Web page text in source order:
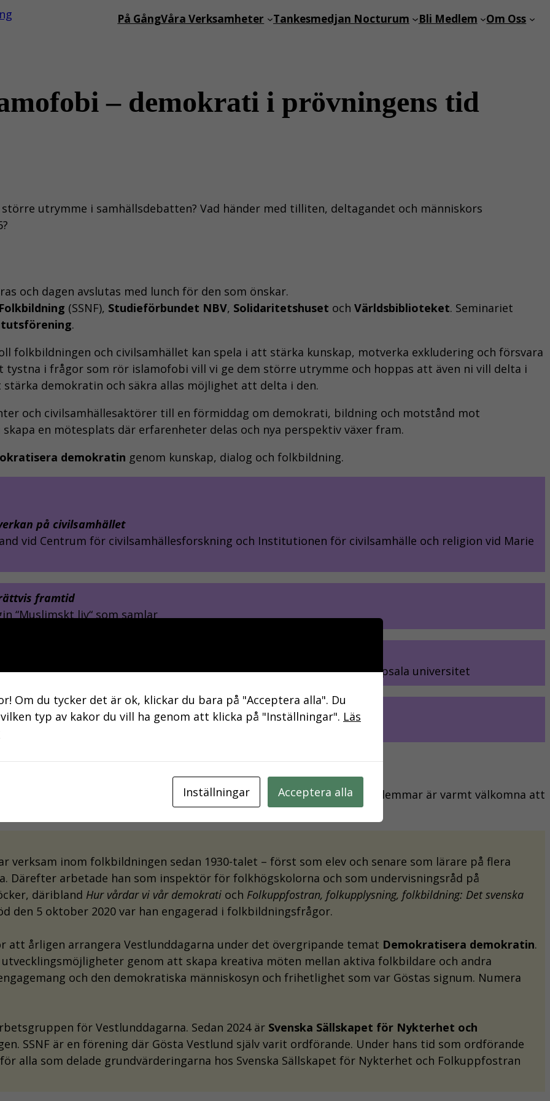
På GångVåra Verksamheter Tankesmedjan Nocturum Bli Medlem Om Oss
– demokrati i prövningens tid
utrymme i samhällsdebatten? Vad händer med tilliten, deltagandet och människors
och dagen avslutas med lunch för den som önskar.
(SSNF), Studieförbundet NBV, Solidaritetshuset och Världsbiblioteket. Seminariet
.
folkbildningen och civilsamhället kan spela i att stärka kunskap, motverka exkludering och försvara
i frågor som rör islamofobi vill vi ge dem större utrymme och hoppas att även ni vill delta i
demokratin och säkra allas möjlighet att delta i den.
och civilsamhällesaktörer till en förmiddag om demokrati, bildning och motstånd mot
en mötesplats där erfarenheter delas och nya perspektiv växer fram.
demokratin genom kunskap, dialog och folkbildning.
på civilsamhället
vid Centrum för civilsamhällesforskning och Institutionen för civilsamhälle och religion vid Marie
framtid
“Muslimskt liv“ som samlar
lektor i islamisk teologi och filosofi vid Teologiska intuitionen vid Uppsala universitet
civilsamhället
för Civil Rights Defenders.
som hålls på eftermiddagen efter lunchen. Både nya och gamla medlemmar är varmt välkomna att
verksam inom folkbildningen sedan 1930-talet – först som elev och senare som lärare på flera
Därefter arbetade han som inspektör för folkhögskolorna och som undervisningsråd på
däribland Hur vårdar vi vår demokratioch Folkuppfostran, folkupplysning, folkbildning: Det svenska
den 5 oktober 2020 var han engagerad i folkbildningsfrågor.
att årligen arrangera Vestlunddagarna under det övergripande temat Demokratisera demokratin.
genom att skapa kreativa möten mellan aktiva folkbildare och andra
och den demokratiska människosyn och frihetlighet som var Göstas signum. Numera
för Vestlunddagarna. Sedan 2024 är Svenska Sällskapet för Nykterhet och
SSNF är en förening där Gösta Vestlund själv varit ordförande. Under hans tid som ordförande
alla som delade grundvärderingarna hos Svenska Sällskapet för Nykterhet och Folkuppfostran
Om du tycker det är ok, klickar du bara på "Acceptera alla". Du
typ av kakor du vill ha genom att klicka på "Inställningar". Läs
Inställningar Acceptera alla